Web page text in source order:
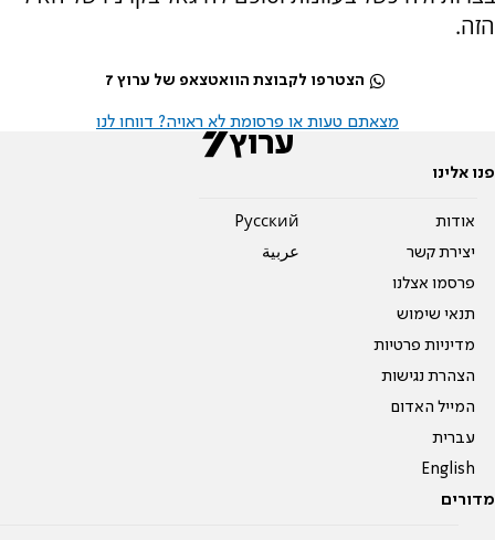
הזה.
הצטרפו לקבוצת הוואטצאפ של ערוץ 7
מצאתם טעות או פרסומת לא ראויה? דווחו לנו
פנו אלינו
אודות
יצירת קשר
פרסמו אצלנו
תנאי שימוש
מדיניות פרטיות
הצהרת נגישות
המייל האדום
עברית
English
Pусский
عربية
מדורים